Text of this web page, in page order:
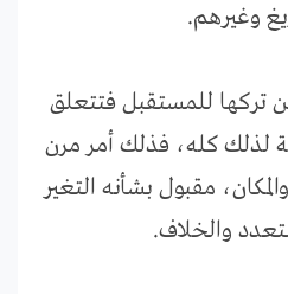
وغيرهم.
تركها للمستقبل فتتعلق
لذلك كله، فذلك أمر مرن
مقبول بشأنه التغير
والخلاف.